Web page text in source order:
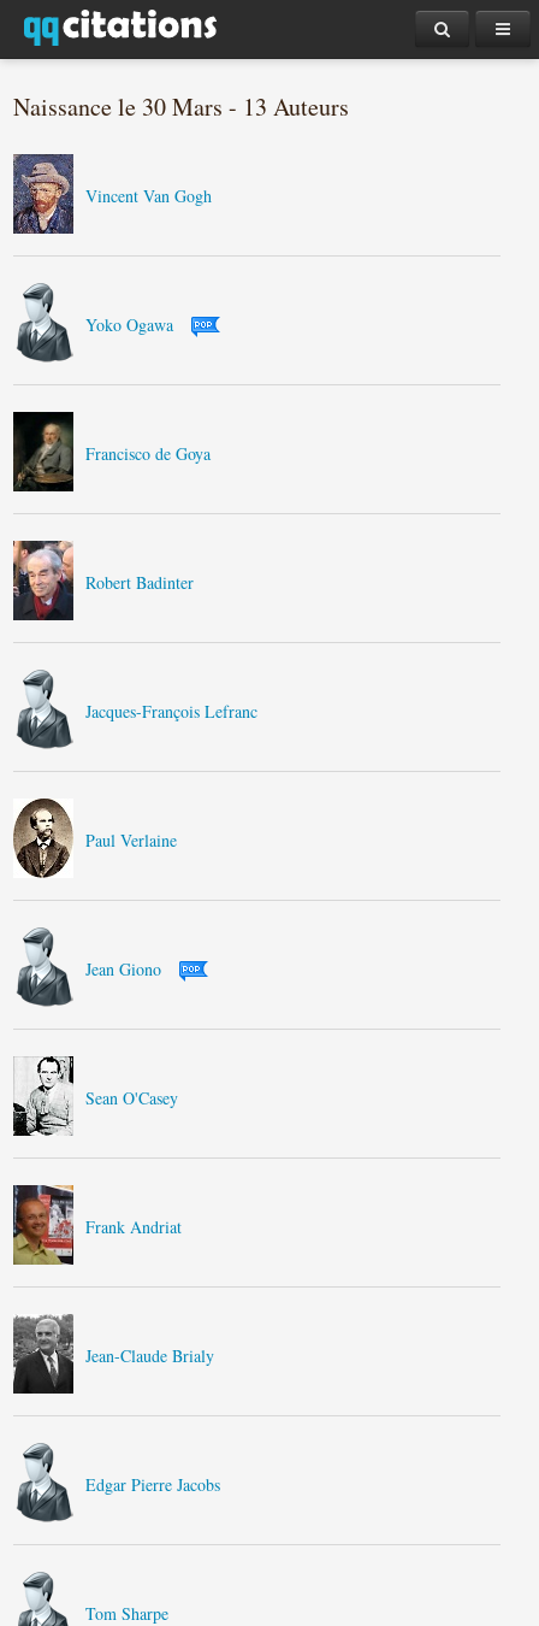
Naissance le 30 Mars - 13 Auteurs
Vincent Van Gogh
Yoko Ogawa
Francisco de Goya
Robert Badinter
Jacques-François Lefranc
Paul Verlaine
Jean Giono
Sean O'Casey
Frank Andriat
Jean-Claude Brialy
Edgar Pierre Jacobs
Tom Sharpe